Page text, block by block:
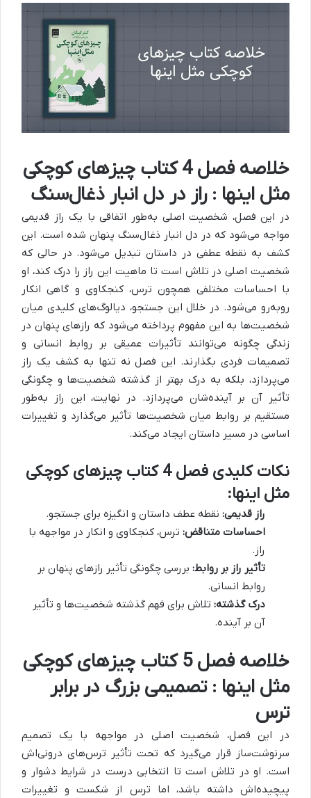
خلاصه فصل 4 کتاب چیزهای کوچکی
مثل اینها : راز در دل انبار ذغال‌سنگ
در این فصل، شخصیت اصلی به‌طور اتفاقی با یک راز قدیمی
مواجه می‌شود که در دل انبار ذغال‌سنگ پنهان شده است. این
کشف به نقطه عطفی در داستان تبدیل می‌شود. در حالی که
شخصیت اصلی در تلاش است تا ماهیت این راز را درک کند، او
با احساسات مختلفی همچون ترس، کنجکاوی و گاهی انکار
روبه‌رو می‌شود. در خلال این جستجو، دیالوگ‌های کلیدی میان
شخصیت‌ها به این مفهوم پرداخته می‌شود که رازهای پنهان در
زندگی چگونه می‌توانند تأثیرات عمیقی بر روابط انسانی و
تصمیمات فردی بگذارند. این فصل نه تنها به کشف یک راز
می‌پردازد، بلکه به درک بهتر از گذشته شخصیت‌ها و چگونگی
تأثیر آن بر آینده‌شان می‌پردازد. در نهایت، این راز به‌طور
مستقیم بر روابط میان شخصیت‌ها تأثیر می‌گذارد و تغییرات
اساسی در مسیر داستان ایجاد می‌کند.
نکات کلیدی فصل 4 کتاب چیزهای کوچکی
مثل اینها:
راز قدیمی: نقطه عطف داستان و انگیزه برای جستجو.
احساسات متناقض: ترس، کنجکاوی و انکار در مواجهه با
راز.
تأثیر راز بر روابط: بررسی چگونگی تأثیر رازهای پنهان بر
روابط انسانی.
درک گذشته: تلاش برای فهم گذشته شخصیت‌ها و تأثیر
آن بر آینده.
خلاصه فصل 5 کتاب چیزهای کوچکی
مثل اینها : تصمیمی بزرگ در برابر
ترس
در این فصل، شخصیت اصلی در مواجهه با یک تصمیم
سرنوشت‌ساز قرار می‌گیرد که تحت تأثیر ترس‌های درونی‌اش
است. او در تلاش است تا انتخابی درست در شرایط دشوار و
پیچیده‌اش داشته باشد، اما ترس از شکست و تغییرات